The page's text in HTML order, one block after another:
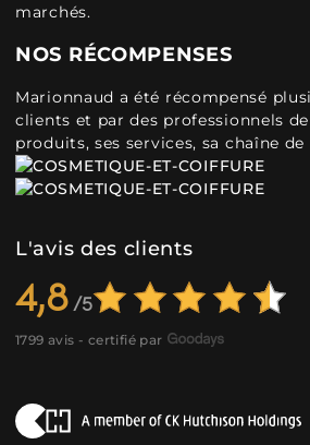
marchés.
NOS RÉCOMPENSES
Marionnaud a été récompensé
clients et par des professionnels
produits, ses services, sa chaîne
L'avis des clients
4,8
1799 avis - certifié par